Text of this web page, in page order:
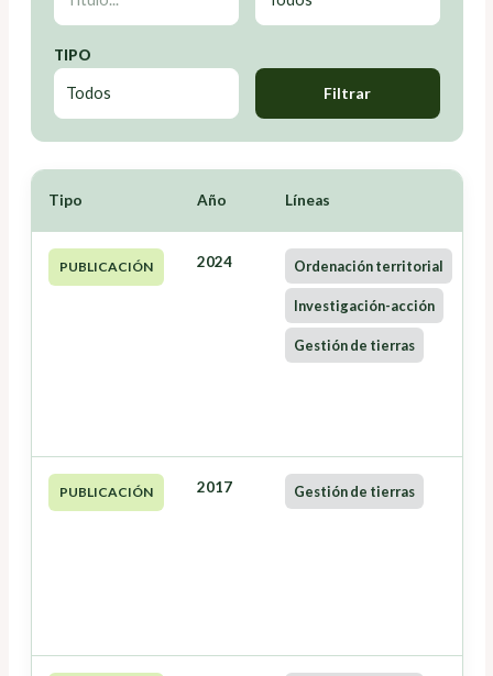
TIPO
Filtrar
Tipo Año Líneas
PUBLICACIÓN 2024 Ordenación territorial
Investigación-acción
Gestión de tierras
PUBLICACIÓN 2017 Gestión de tierras